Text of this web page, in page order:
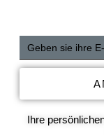
Ihre